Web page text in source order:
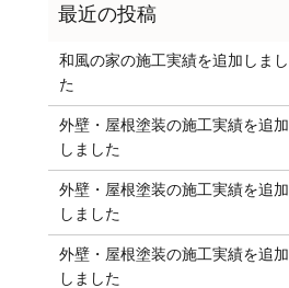
和風の家の施工実績を追加しまし
た
外壁・屋根塗装の施工実績を追加
しました
外壁・屋根塗装の施工実績を追加
しました
外壁・屋根塗装の施工実績を追加
しました